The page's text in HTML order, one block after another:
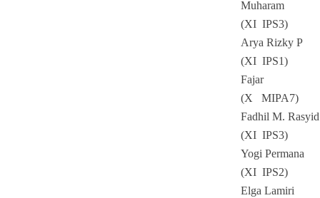
Muharam
(XI IPS3)
Arya Rizky P
(XI IPS1)
Fajar
(X MIPA7)
Fadhil M. Rasyid
(XI IPS3)
Yogi Permana
(XI IPS2)
Elga Lamiri